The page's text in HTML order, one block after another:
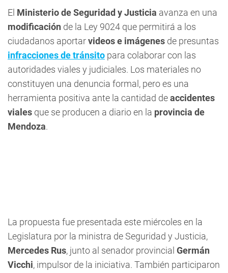
El Ministerio de Seguridad y Justicia avanza en una
modificación de la Ley 9024 que permitirá a los
ciudadanos aportarvideos e imágenes de presuntas
infracciones de tránsito para colaborar con las
autoridades viales y judiciales. Los materiales no
constituyen una denuncia formal, pero es una
herramienta positiva ante la cantidad deaccidentes
viales que se producen a diario en la provincia de
Mendoza.
La propuesta fue presentada este miércoles en la
Legislatura por la ministra de Seguridad y Justicia,
Mercedes Rus, junto al senador provincial Germán
Vicchi, impulsor de la iniciativa. También participaron